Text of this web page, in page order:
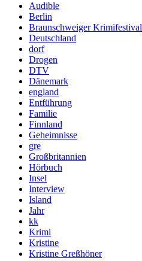
Audible
Berlin
Braunschweiger Krimifestival
Deutschland
dorf
Drogen
DTV
Dänemark
england
Entführung
Familie
Finnland
Geheimnisse
gre
Großbritannien
Hörbuch
Insel
Interview
Island
Jahr
kk
Krimi
Kristine
Kristine Greßhöner